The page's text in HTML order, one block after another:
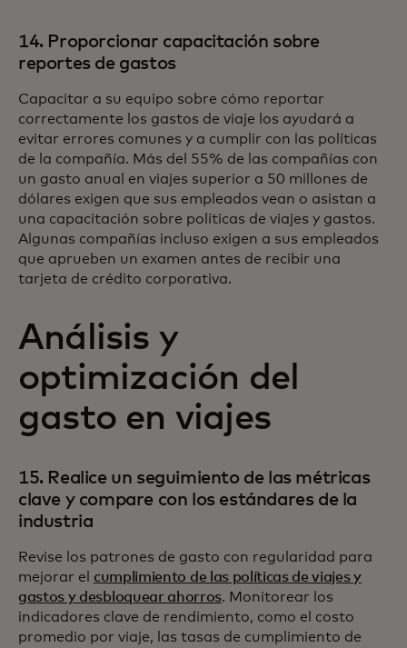
14. Proporcionar capacitación sobre
reportes de gastos
Capacitar a su equipo sobre cómo reportar
correctamente los gastos de viaje los ayudará a
evitar errores comunes y a cumplir con las políticas
de la compañía. Más del 55% de las compañías con
un gasto anual en viajes superior a 50 millones de
dólares exigen que sus empleados vean o asistan a
una capacitación sobre políticas de viajes y gastos.
Algunas compañías incluso exigen a sus empleados
que aprueben un examen antes de recibir una
tarjeta de crédito corporativa.
Análisis y
optimización del
gasto en viajes
15. Realice un seguimiento de las métricas
clave y compare con los estándares de la
industria
Revise los patrones de gasto con regularidad para
mejorar el cumplimiento de las políticas de viajes y
gastos y desbloquear ahorros. Monitorear los
indicadores clave de rendimiento, como el costo
promedio por viaje, las tasas de cumplimiento de